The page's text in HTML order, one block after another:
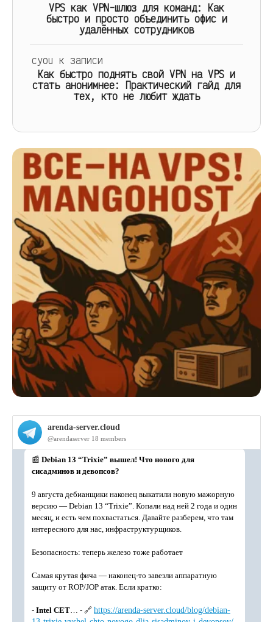
VPS как VPN-шлюз для команд: Как
быстро и просто объединить офис и
удалённых сотрудников
cyou к записи
Как быстро поднять свой VPN на VPS и
стать анонимнее: Практический гайд для
тех, кто не любит ждать